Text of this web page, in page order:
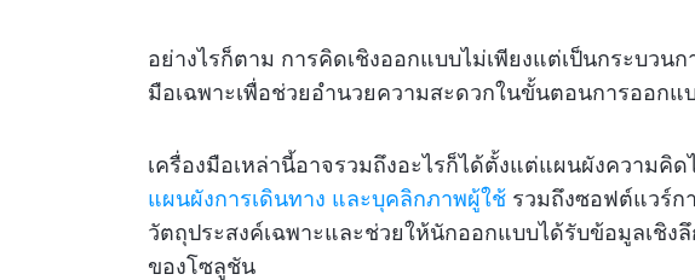
อย่างไรก็ตาม การคิดเชิงออกแบบไม่เพียงแต่เป็นกระบวน
มือเฉพาะเพื่อช่วยอำนวยความสะดวกในขั้นตอนการออกแ
เครื่องมือเหล่านี้อาจรวมถึงอะไรก็ได้ตั้งแต่แผนผังความคิ
แผนผังการเดินทาง และบุคลิกภาพผู้ใช้ รวมถึงซอฟต์แวร์ก
วัตถุประสงค์เฉพาะและช่วยให้นักออกแบบได้รับข้อมูลเชิง
ของโซลูชัน